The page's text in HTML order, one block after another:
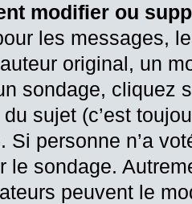
modifier ou
les messages,
original, un
sondage, cliquez
sujet (c’est
Si personne n’a
le sondage.
peuvent le